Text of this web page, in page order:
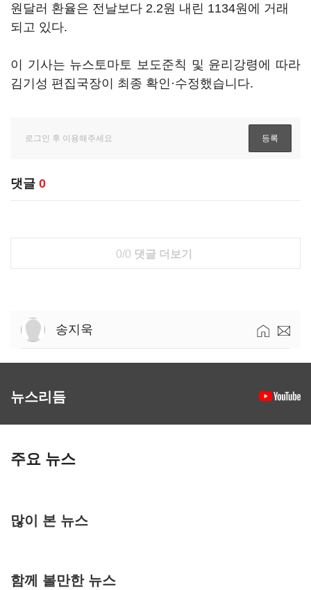
원달러 환율은 전날보다 2.2원 내린 1134원에 거래
되고 있다.
이 기사는 뉴스토마토 보도준칙 및 윤리강령에 따라
김기성 편집국장이 최종 확인·수정했습니다.
댓글 0
0/0 댓글 더보기
송지욱
뉴스리듬
주요 뉴스
많이 본 뉴스
함께 볼만한 뉴스